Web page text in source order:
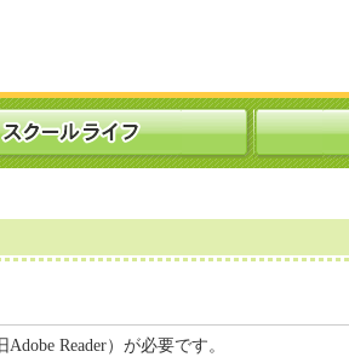
Reader）が必要です。